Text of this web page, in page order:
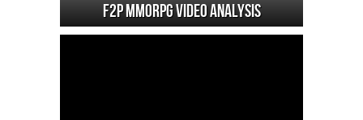
F2P MMORPG Video analysis